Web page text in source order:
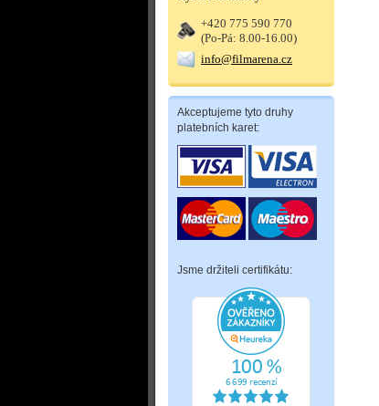
+420 775 590 770
(Po-Pá: 8.00-16.00)
info@filmarena.cz
Akceptujeme tyto druhy
platebních karet:
Jsme držiteli certifikátu: